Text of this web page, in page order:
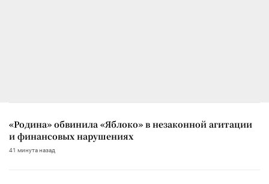
«Родина» обвинила «Яблоко» в незаконной агитации
и финансовых нарушениях
41 минута назад